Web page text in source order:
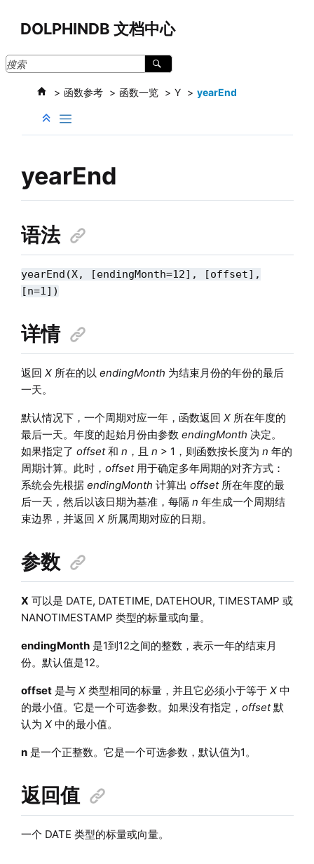
DOLPHINDB 文档中心
函数参考 函数一览 Y yearEnd
yearEnd
语法
yearEnd(X, [endingMonth=12], [offset],
[n=1])
详情
返回 X所在的以 endingMonth 为结束月份的年份的最后
一天。
默认情况下，一个周期对应一年，函数返回 X所在年度的
最后一天。年度的起始月份由参数 endingMonth 决定。
如果指定了 offset和 n ，且 n > 1，则函数按长度为 n 年的
周期计算。此时， offset用于确定多年周期的对齐方式：
系统会先根据 endingMonth 计算出 offset所在年度的最
后一天，然后以该日期为基准，每隔 n 年生成一个周期结
束边界，并返回 X所属周期对应的日期。
参数
X 可以是 DATE, DATETIME, DATEHOUR, TIMESTAMP 或
NANOTIMESTAMP 类型的标量或向量。
endingMonth是1到12之间的整数，表示一年的结束月
份。默认值是12。
offset是与 X类型相同的标量，并且它必须小于等于 X中
的最小值。它是一个可选参数。如果没有指定， offset默
认为 X中的最小值。
n是一个正整数。它是一个可选参数，默认值为1。
返回值
一个 DATE 类型的标量或向量。